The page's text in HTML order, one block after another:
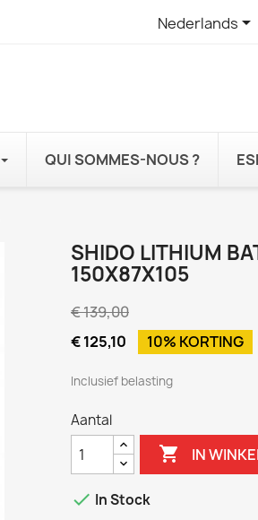
Nederlands
QUI SOMMES-NOUS ?
SHIDO LITHIUM
150X87X105
€ 139,00
€ 125,10
10% KORTING
Inclusief belasting
Aantal
 IN
 In Stock